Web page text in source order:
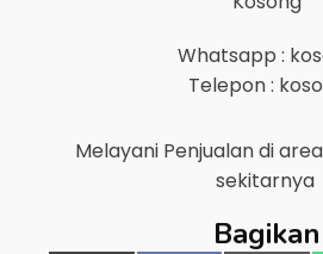
Whatsapp :
Telepon :
Melayani Penjualan di area
sekitarnya
Bagikan